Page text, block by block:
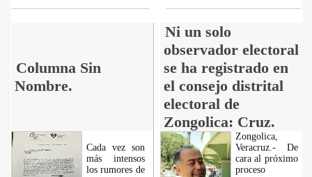
Columna Sin
Nombre.
Ni un solo
observador electoral
se ha registrado en
el consejo distrital
electoral de
Zongolica: Cruz.
Cada vez son
más intensos
los rumores de
Zongolica,
Veracruz.- De
cara al próximo
proceso